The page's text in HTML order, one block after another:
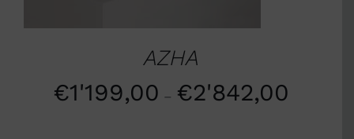
AZHA
€1'199,00 – €2'842,00